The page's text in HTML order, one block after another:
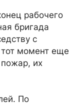
рабочего
бригада
с
момент еще
их
По